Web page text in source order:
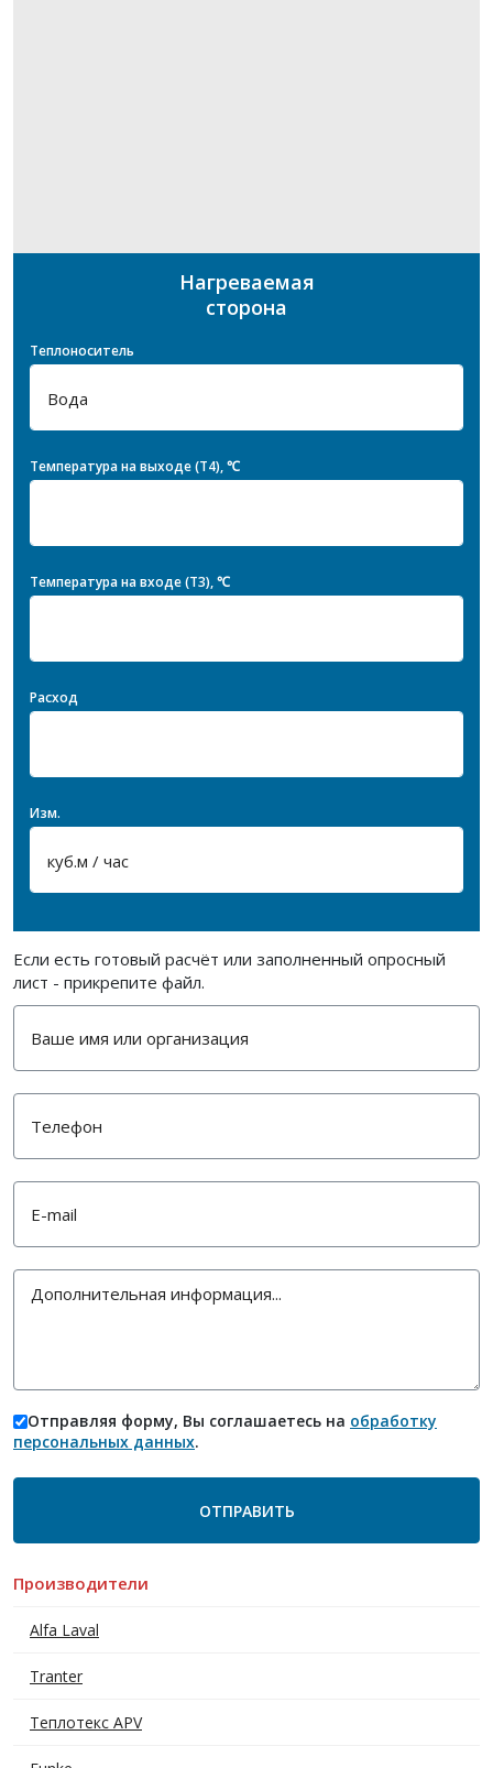
Производители
Alfa Laval
Tranter
Теплотекс APV
Нагреваемая
сторона
Теплоноситель
Температура на выходе (T4), ℃
Температура на входе (T3), ℃
Расход
Изм.
Если есть готовый расчёт или заполненный опросный
лист - прикрепите файл.
Отправляя форму, Вы соглашаетесь на обработку
персональных данных.